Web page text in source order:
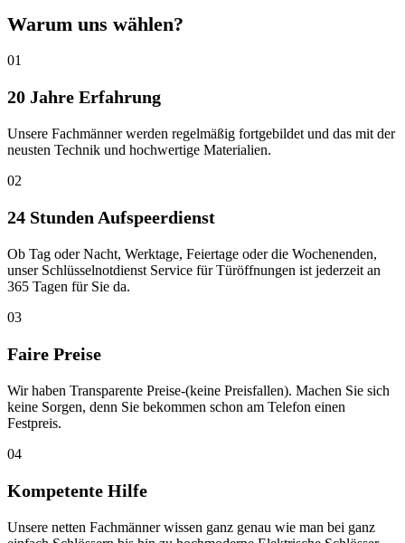
Warum uns wählen?
01
20 Jahre Erfahrung
Unsere Fachmänner werden regelmäßig fortgebildet und das mit der
neusten Technik und hochwertige Materialien.
02
24 Stunden Aufspeerdienst
Ob Tag oder Nacht, Werktage, Feiertage oder die Wochenenden,
unser Schlüsselnotdienst Service für Türöffnungen ist jederzeit an
365 Tagen für Sie da.
03
Faire Preise
Wir haben Transparente Preise-(keine Preisfallen). Machen Sie sich
keine Sorgen, denn Sie bekommen schon am Telefon einen
Festpreis.
04
Kompetente Hilfe
Unsere netten Fachmänner wissen ganz genau wie man bei ganz